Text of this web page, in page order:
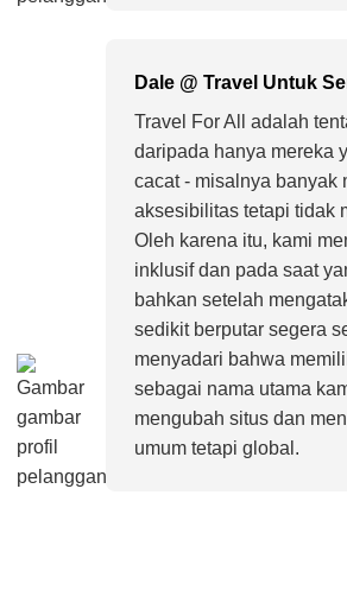
Dale @ Travel Untuk
Travel For All adalah
daripada hanya mereka
cacat - misalnya banyak
aksesibilitas tetapi tidak
Oleh karena itu, kami
inklusif dan pada saat
bahkan setelah
sedikit berputar segera
menyadari bahwa
sebagai nama utama
mengubah situs dan
umum tetapi global.